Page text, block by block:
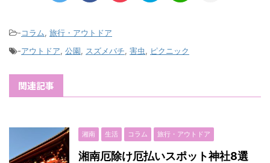
-コラム, 旅行・アウトドア
-アウトドア, 公園, スズメバチ, 害虫, ピクニック
関連記事
湘南 生活 コラム 旅行・アウトドア
湘南厄除け厄払いスポット神社8選